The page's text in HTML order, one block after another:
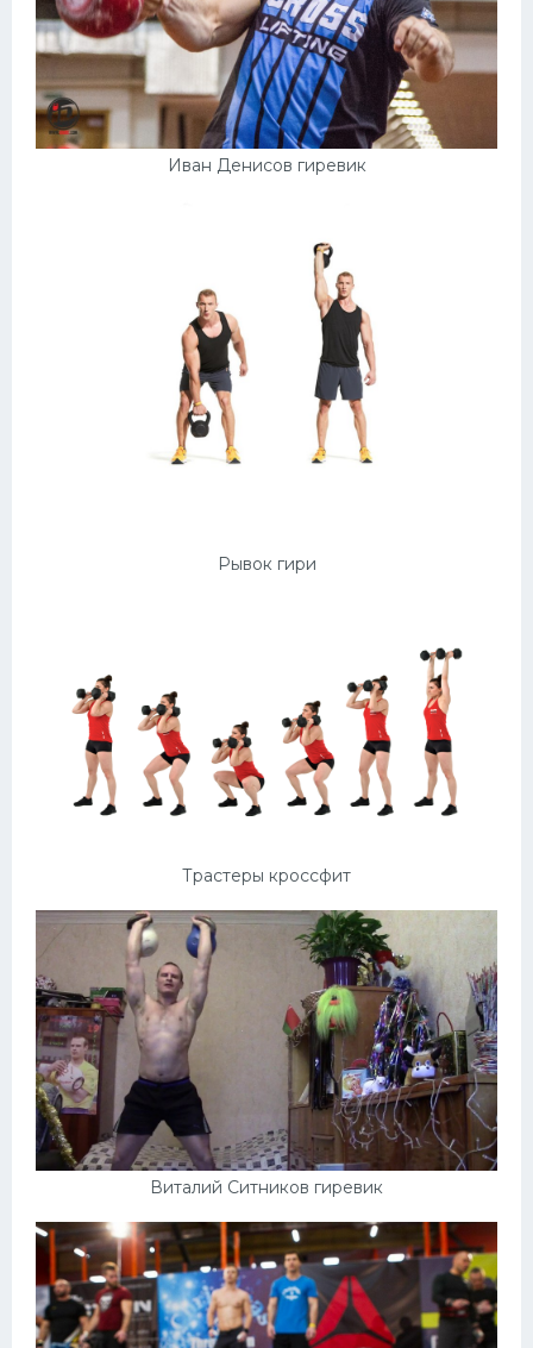
Иван Денисов гиревик
Рывок гири
Трастеры кроссфит
Виталий Ситников гиревик